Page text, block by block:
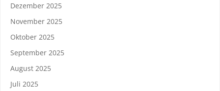
Dezember 2025
November 2025
Oktober 2025
September 2025
August 2025
Juli 2025